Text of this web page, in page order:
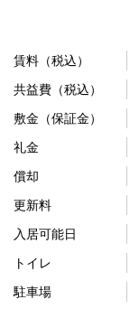
賃料（税込）
共益費（税込）
敷金（保証金）
礼金
償却
更新料
入居可能日
トイレ
駐車場